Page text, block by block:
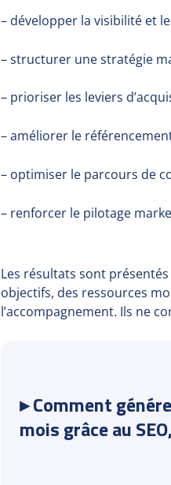
– développer la visibilité et
– structurer une stratégie
– prioriser les leviers
– améliorer le
– optimiser le parcours de
– renforcer le pilotage
Les résultats sont
objectifs, des ressources
l’accompagnement. Ils ne
▸ Comment
mois grâce au